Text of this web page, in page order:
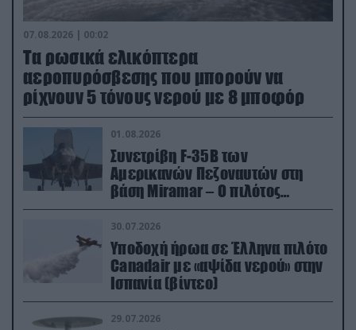
07.08.2026 | 00:02
Τα ρωσικά ελικόπτερα
αεροπυρόσβεσης που μπορούν να
ρίχνουν 5 τόνους νερού με 8 μποφόρ
01.08.2026
Συνετρίβη F-35B των
Αμερικανών Πεζοναυτών στη
βάση Miramar – Ο πιλότος
εκτινάχθηκε εγκαίρως
30.07.2026
Υποδοχή ήρωα σε Έλληνα πιλότο
Canadair με «αψίδα νερού» στην
Ισπανία (βίντεο)
29.07.2026